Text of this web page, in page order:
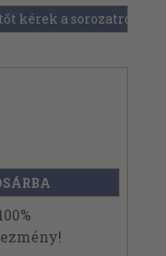
kérek a sorozatról